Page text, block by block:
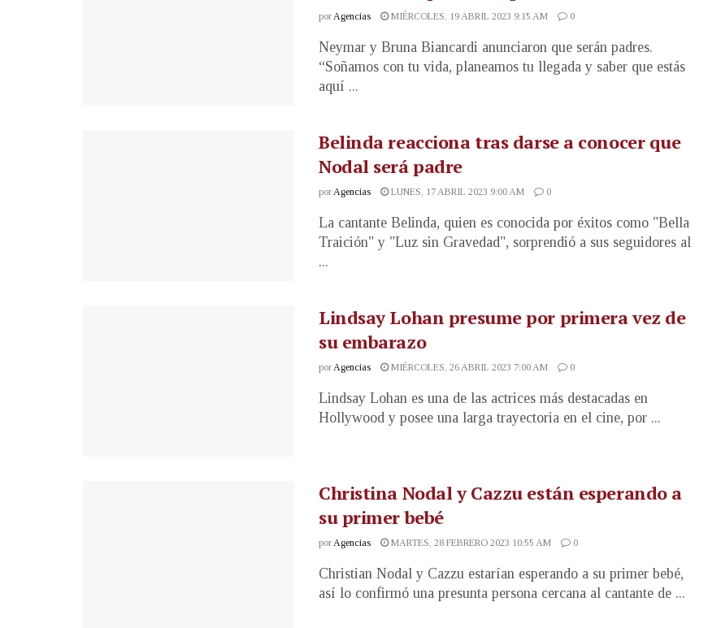
porAgencias MIÉRCOLES, 19 ABRIL 2023 9:15 AM 0
Neymar y Bruna Biancardi anunciaron que serán padres.
“Soñamos con tu vida, planeamos tu llegada y saber que estás
aquí ...
Belinda reacciona tras darse a conocer que
Nodal será padre
por Agencias LUNES, 17 ABRIL 2023 9:00 AM 0
La cantante Belinda, quien es conocida por éxitos como "Bella
Traición" y "Luz sin Gravedad", sorprendió a sus seguidores al
...
Lindsay Lohan presume por primera vez de
su embarazo
por Agencias MIÉRCOLES, 26 ABRIL 2023 7:00 AM 0
Lindsay Lohan es una de las actrices más destacadas en
Hollywood y posee una larga trayectoria en el cine, por ...
Christina Nodal y Cazzu están esperando a
su primer bebé
por Agencias MARTES, 28 FEBRERO 2023 10:55 AM 0
Christian Nodal y Cazzu estarían esperando a su primer bebé,
así lo confirmó una presunta persona cercana al cantante de ...